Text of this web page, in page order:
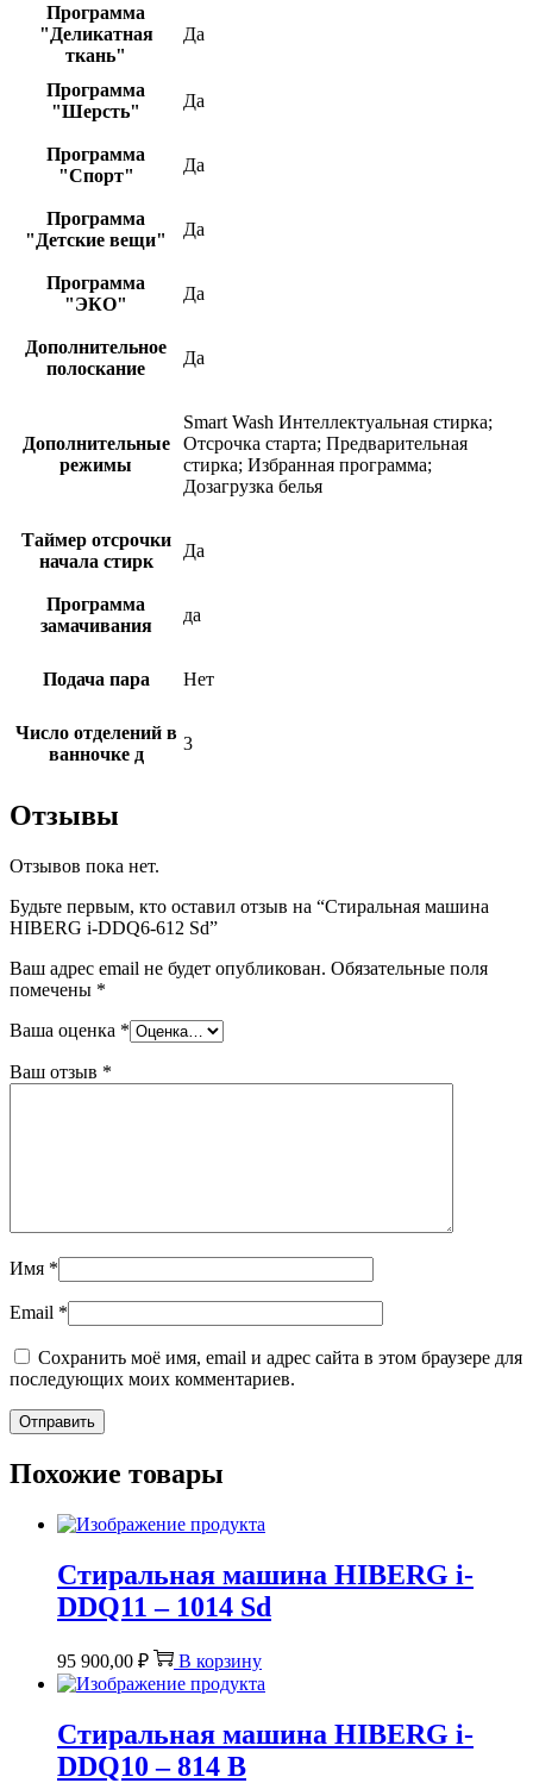
Программа
"Деликатная
ткань"
Да
Программа
"Шерсть"
Да
Программа
"Спорт"
Да
Программа
"Детские вещи"
Да
Программа
"ЭКО"
Да
Дополнительное
полоскание
Да
Дополнительные
режимы
Smart Wash Интеллектуальная стирка;
Отсрочка старта; Предварительная
стирка; Избранная программа;
Дозагрузка белья
Таймер отсрочки
начала стирк
Да
Программа
замачивания
да
Подача пара Нет
Число отделений в
ванночке д
3
Отзывы
Отзывов пока нет.
Будьте первым, кто оставил отзыв на “Стиральная машина
HIBERG i-DDQ6-612 Sd”
Ваш адрес email не будет опубликован. Обязательные поля
помечены *
Ваша оценка *
Ваш отзыв *
Имя *
Email *
Сохранить моё имя, email и адрес сайта в этом браузере для
последующих моих комментариев.
Похожие товары
Стиральная машина HIBERG i-
DDQ11 – 1014 Sd
95 900,00 ₽ В корзину
Стиральная машина HIBERG i-
DDQ10 – 814 B